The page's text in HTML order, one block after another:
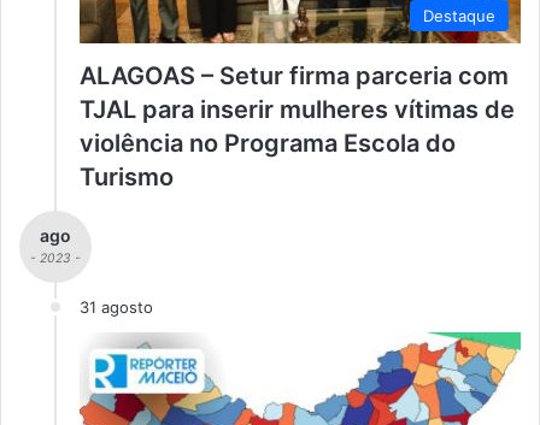
Destaque
ALAGOAS – Setur firma parceria com
TJAL para inserir mulheres vítimas de
violência no Programa Escola do
Turismo
ago
- 2023 -
31 agosto